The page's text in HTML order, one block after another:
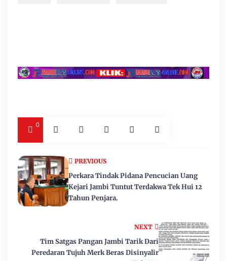
0
NEXT
Tim Satgas Pangan Jambi Tarik Dari
Peredaran Tujuh Merk Beras Disinyalir
PREVIOUS
Perkara Tindak Pidana Pencucian Uang
Kejari Jambi Tuntut Terdakwa Tek Hui 12
Tahun Penjara.